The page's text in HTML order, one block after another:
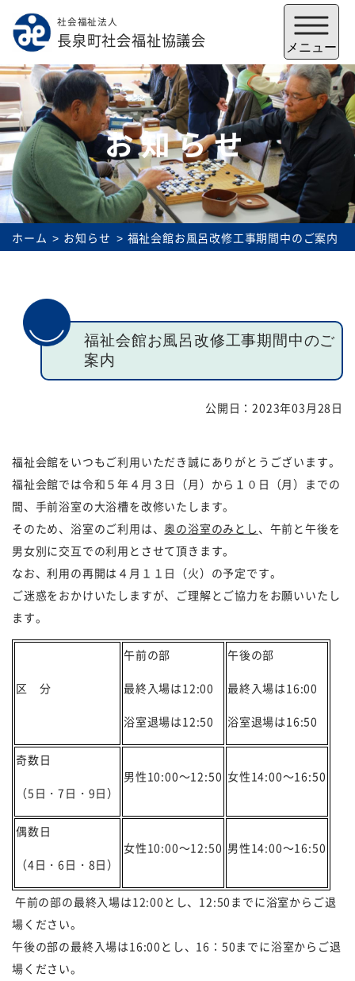
社会福祉法人
長泉町社会福祉協議会 メニュー
メニューを閉じる
社協とは サービス
採用 あゆみ（沿革）
お問い合せ
行事予定
プライバシーポリシー
カスタマーハラスメントに
対する基本方針
免責事項
お知らせ
ホーム お知らせ 福祉会館お風呂改修工事期間中のご案内
福祉会館お風呂改修工事期間中のご
案内
公開日：2023年03月28日
福祉会館をいつもご利用いただき誠にありがとうございます。
福祉会館では令和５年４月３日（月）から１０日（月）までの
間、手前浴室の大浴槽を改修いたします。
そのため、浴室のご利用は、奥の浴室のみとし、午前と午後を
男女別に交互での利用とさせて頂きます。
なお、利用の再開は４月１１日（火）の予定です。
ご迷惑をおかけいたしますが、ご理解とご協力をお願いいたし
ます。
区 分
午前の部
最終入場は12:00
浴室退場は12:50
午後の部
最終入場は16:00
浴室退場は16:50
奇数日
（5日・7日・9日）
男性10:00～12:50 女性14:00～16:50
偶数日
（4日・6日・8日）
女性10:00～12:50 男性14:00～16:50
午前の部の最終入場は12:00とし、12:50までに浴室からご退
場ください。
午後の部の最終入場は16:00とし、16：50までに浴室からご退
場ください。